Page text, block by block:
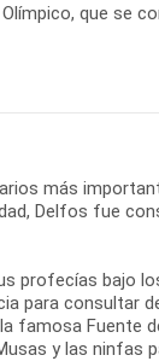
que se
más
Delfos fue
profecías bajo
para consultar
famosa Fuente
y las ninfas